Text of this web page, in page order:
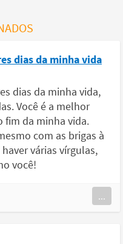
dias da minha vida
dias da minha vida,
Você é a melhor
fim da minha vida.
com as brigas à
várias vírgulas,
você!
...